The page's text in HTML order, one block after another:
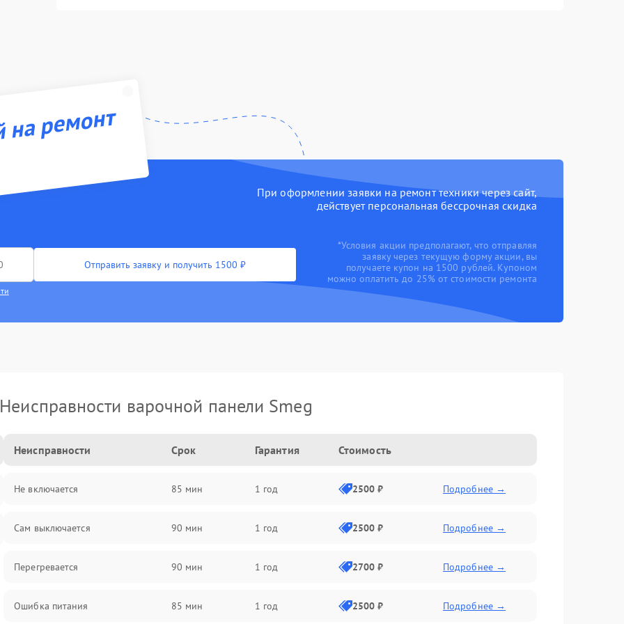
ремонт
При оформлении заявки на ремонт техники через сайт,
действует персональная бессрочная скидка
Отправить заявку и получить 1500 ₽
*Условия акции предполагают, что отправляя
заявку через текущую форму акции, вы
получаете купон на 1500 рублей. Купоном
можно оплатить до 25% от стоимости ремонта
Неисправности варочной панели Smeg
Неисправности Срок Гарантия Стоимость
Не включается 85 мин 1 год 2500 ₽ Подробнее →
Сам выключается 90 мин 1 год 2500 ₽ Подробнее →
Перегревается 90 мин 1 год 2700 ₽ Подробнее →
Ошибка питания 85 мин 1 год 2500 ₽ Подробнее →